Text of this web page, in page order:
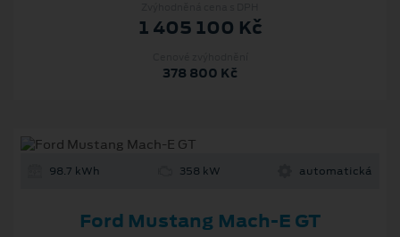
1 405 100 Kč
378 800 Kč
98.7 kWh 358 kW automatická
Ford Mustang Mach-E GT